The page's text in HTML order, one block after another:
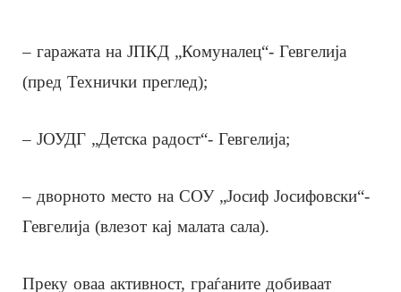
– гаражата на ЈПКД „Комуналец“- Гевгелија
(пред Технички преглед);
– ЈОУДГ „Детска радост“- Гевгелија;
– дворното место на СОУ „Јосиф Јосифовски“-
Гевгелија (влезот кај малата сала).
Преку оваа активност, граѓаните добиваат